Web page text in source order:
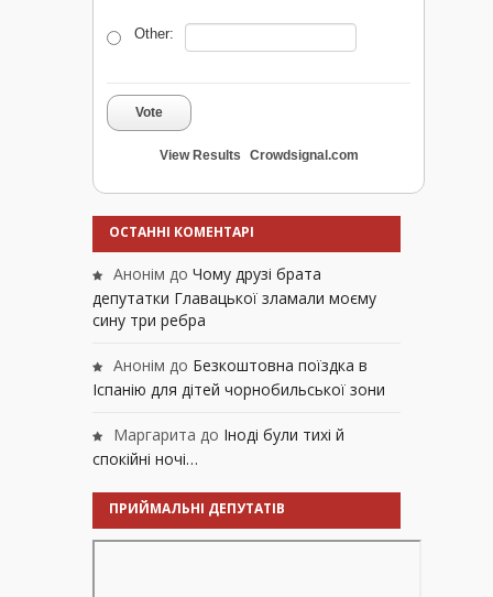
Other:
Vote
View Results Crowdsignal.com
ОСТАННІ КОМЕНТАРІ
Анонім до Чому друзі брата
депутатки Главацької зламали моєму
сину три ребра
Анонім до Безкоштовна поїздка в
Іспанію для дітей чорнобильської зони
Маргарита до Іноді були тихі й
спокійні ночі…
ПРИЙМАЛЬНІ ДЕПУТАТІВ